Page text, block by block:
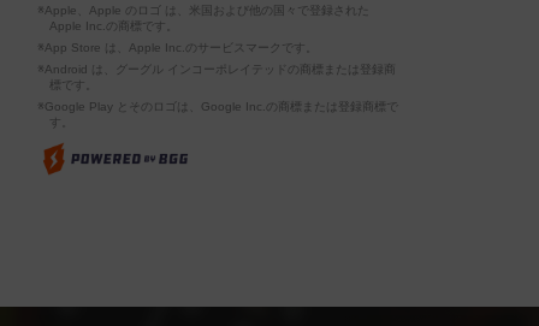
※Apple、Apple のロゴ は、米国および他の国々で登録された
Apple Inc.の商標です。
※App Store は、Apple Inc.のサービスマークです。
※Android は、グーグル インコーポレイテッドの商標または登録商
標です。
※Google Play とそのロゴは、Google Inc.の商標または登録商標で
す。